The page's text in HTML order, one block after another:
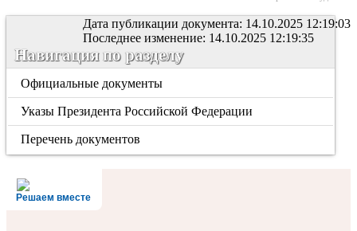
Дата публикации документа: 14.10.2025 12:19:03
Последнее изменение: 14.10.2025 12:19:35
Навигация по разделу
Официальные документы
Указы Президента Российской Федерации
Перечень документов
Решаем вместе